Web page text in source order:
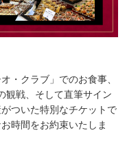
・クラブ」でのお食事、
観戦、そして直筆サイン
ついた特別なチケットで
時間をお約束いたしま